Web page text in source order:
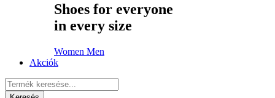
Shoes for everyone
in every size
Women Men
Akciók